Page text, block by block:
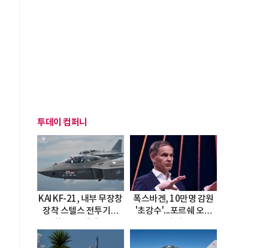
투데이 컴퍼니
KAI KF-21, 내부 무장창
장착 스텔스 전투기로
폭스바겐, 10만명 감원
'초강수'...포르쉐 오너